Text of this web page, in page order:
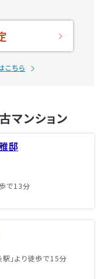
こちら
マンション
邸
で13分
」より徒歩で15分